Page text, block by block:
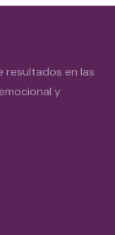
resultados en las
y